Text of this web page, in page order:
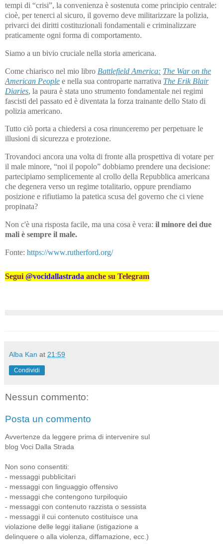
tempi di “crisi”, la convenienza è sostenuta come principio centrale:
cioè, per tenerci al sicuro, il governo deve militarizzare la polizia,
privarci dei diritti costituzionali fondamentali e criminalizzare
praticamente ogni forma di comportamento.
Siamo a un bivio cruciale nella storia americana.
Come chiarisco nel mio libro Battlefield America: The War on the
American People e nella sua controparte narrativa The Erik Blair
Diaries, la paura è stata uno strumento fondamentale nei regimi
fascisti del passato ed è diventata la forza trainante dello Stato di
polizia americano.
Tutto ciò porta a chiedersi a cosa rinunceremo per perpetuare le
illusioni di sicurezza e protezione.
Trovandoci ancora una volta di fronte alla prospettiva di votare per
il male minore, “noi il popolo” dobbiamo prendere una decisione:
partecipiamo semplicemente al crollo della Repubblica americana
che degenera verso un regime totalitario, oppure prendiamo
posizione e rifiutiamo la patetica scusa del governo che ci viene
propinata?
Non c'è una risposta facile, ma una cosa è vera: il minore dei due
mali è sempre il male.
Fonte: https://www.rutherford.org/
Segui @vocidallastrada anche su Telegram
Alba Kan at 21:59
Condividi
Nessun commento:
Posta un commento
Avvertenze da leggere prima di intervenire sul
blog Voci Dalla Strada
Non sono consentiti:
- messaggi pubblicitari
- messaggi con linguaggio offensivo
- messaggi che contengono turpiloquio
- messaggi con contenuto razzista o sessista
- messaggi il cui contenuto costituisce una
violazione delle leggi italiane (istigazione a
delinquere o alla violenza, diffamazione, ecc.)